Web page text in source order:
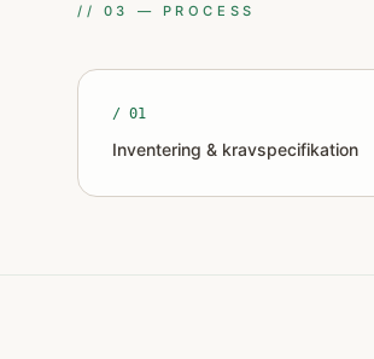
// 03 — PROCESS
/ 01
Inventering & kravspecifikation